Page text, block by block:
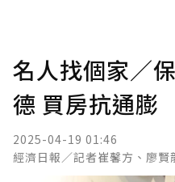
名人找個家／
德 買房抗通膨
2025-04-19 01:46
經濟日報／記者崔馨方、廖賢